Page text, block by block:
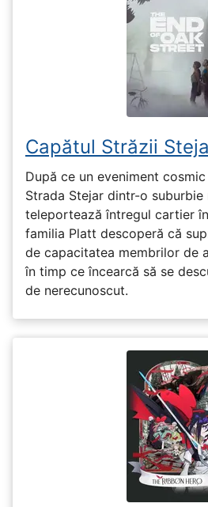
Capătul Străzii
După ce un eveniment
Strada Stejar dintr-o suburbie
teleportează întregul cartier
familia Platt descoperă că
de capacitatea membrilor de
în timp ce încearcă să se
de nerecunoscut.